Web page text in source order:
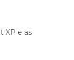
XP e as